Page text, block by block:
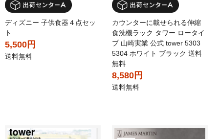
ディズニー 子供食器４点セッ
ト
5,500円
送料無料
カウンターに載せられる伸縮
食洗機ラック タワー ロータイ
プ 山崎実業 公式 tower 5303
5304 ホワイト ブラック 送料
無料
8,580円
送料無料